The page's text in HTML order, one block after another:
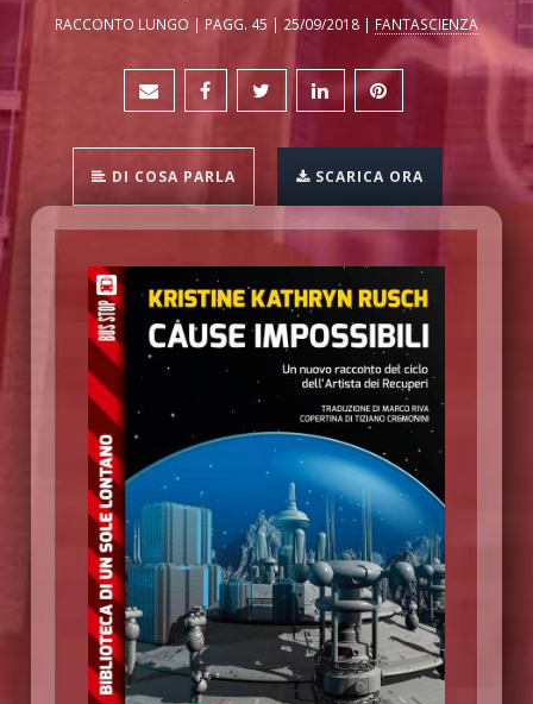
RACCONTO LUNGO | PAGG. 45 | 25/09/2018 | FANTASCIENZA
DI COSA PARLA SCARICA ORA